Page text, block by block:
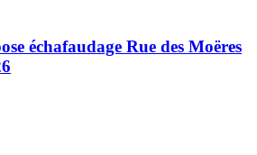
échafaudage Rue des Moëres